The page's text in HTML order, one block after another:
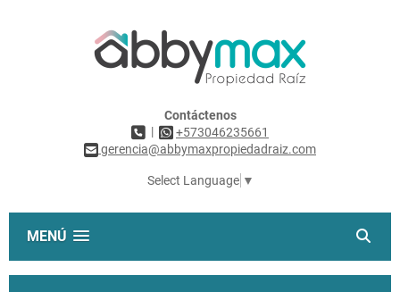
Contáctenos
|
+573046235661
gerencia@abbymaxpropiedadraiz.com
Select Language ▼
MENÚ